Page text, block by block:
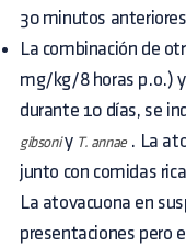
30 minutos
La combinación de
mg/kg/8 horas p.o.)
durante 10 días, se
gibsoniy T. annae. La
junto con comidas
La atovacuona en
presentaciones pero